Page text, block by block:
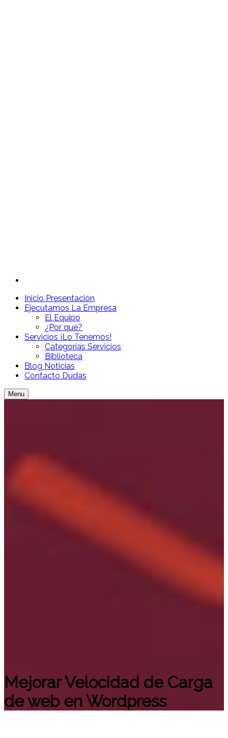
Inicio Presentación
Ejecutamos La Empresa
El Equipo
¿Por qué?
Servicios ¡Lo Tenemos!
Categorías Servicios
Biblioteca
Blog Noticias
Contacto Dudas
Menu
Mejorar Velocidad de Carga
de web en Wordpress